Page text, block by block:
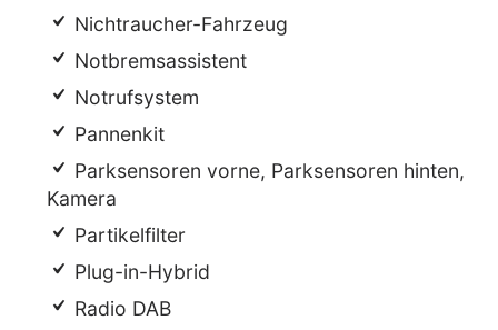
Nichtraucher-Fahrzeug
Notbremsassistent
Notrufsystem
Pannenkit
Parksensoren vorne, Parksensoren hinten,
Kamera
Partikelfilter
Plug-in-Hybrid
Radio DAB